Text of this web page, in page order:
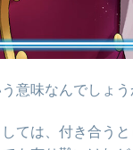
意味なんでしょう
ては、付き合う